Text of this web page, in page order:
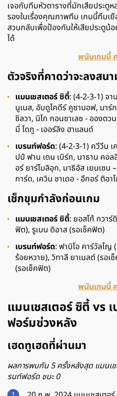
เจอกับทีมหัวตารางที่มักเสียประตู
รองในเรื่องคุณภาพทีม เกมนี้ทีมเยื
สวนกลับเพื่อป้องกันให้เสียประตูน้
ได้
พนันเกมนี้
ตัวจริงที่คาดว่าจะลงสน
แมนเชสเตอร์ ซิตี้: (4-2-3-1) จา
นูเนส, อับดูโคดีร์ คูซานอฟ, มาร์
ซิลวา, นิโก กอนซาเลซ - อองตวน
มี่ โดกู - เออร์ลิง ฮาแลนด์
เบรนท์ฟอร์ด: (4-2-3-1) ควีวีน เ
ปป์ ฟาน เดน เบิร์ก, นาธาน คอล
อร์ ยาร์โมลิอุก, มาธิอัส เยนเซน
การ์ด, เควิน ชาเดอ - อีกอร์ ติอา
เช็กขุมกำลังก่อนเกม
แมนเชสเตอร์ ซิตี้: ยอสโก้ กวาร์
ฟิต), รูเบน ดิอาส (รอเช็คฟิต)
เบรนท์ฟอร์ด: ฟาบิโอ คาร์วัลโญ
ร้อยหวาย), วิทาลี ยาเนลต์ (รอ
(รอเช็คฟิต)
พนันเกมนี้
แมนเชสเตอร์ ซิตี้ vs
ฟอร์มช่วงหลัง
เฮดทูเฮดที่ผ่านมา
ผลการพบกัน5ครั้งหลังสุด แมนเ
รนท์ฟอร์ด ชนะ 0